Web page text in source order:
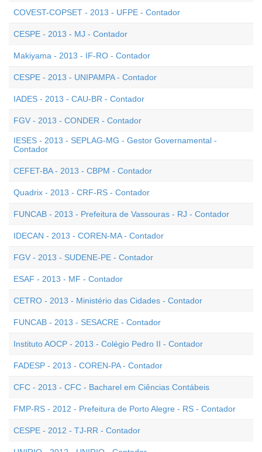
COVEST-COPSET - 2013 - UFPE - Contador
CESPE - 2013 - MJ - Contador
Makiyama - 2013 - IF-RO - Contador
CESPE - 2013 - UNIPAMPA - Contador
IADES - 2013 - CAU-BR - Contador
FGV - 2013 - CONDER - Contador
IESES - 2013 - SEPLAG-MG - Gestor Governamental -
Contador
CEFET-BA - 2013 - CBPM - Contador
Quadrix - 2013 - CRF-RS - Contador
FUNCAB - 2013 - Prefeitura de Vassouras - RJ - Contador
IDECAN - 2013 - COREN-MA - Contador
FGV - 2013 - SUDENE-PE - Contador
ESAF - 2013 - MF - Contador
CETRO - 2013 - Ministério das Cidades - Contador
FUNCAB - 2013 - SESACRE - Contador
Instituto AOCP - 2013 - Colégio Pedro II - Contador
FADESP - 2013 - COREN-PA - Contador
CFC - 2013 - CFC - Bacharel em Ciências Contábeis
FMP-RS - 2012 - Prefeitura de Porto Alegre - RS - Contador
CESPE - 2012 - TJ-RR - Contador